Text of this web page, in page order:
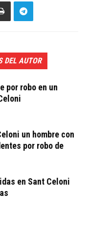
DEL AUTOR
por robo en un
un hombre con
por robo de
en Sant Celoni